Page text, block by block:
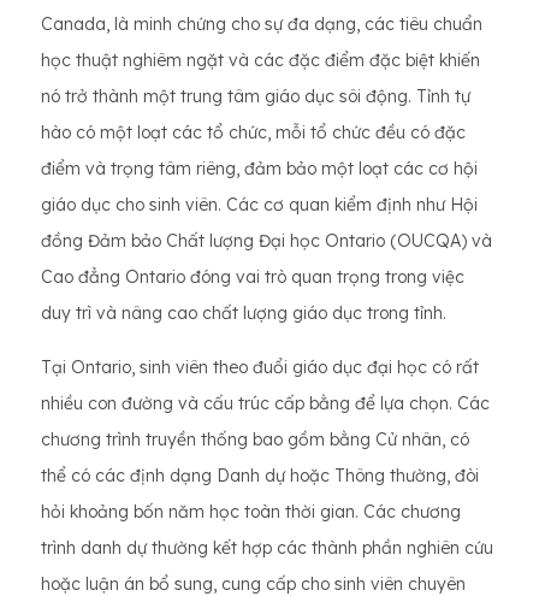
Canada, là minh chứng cho sự đa dạng, các tiêu chuẩn
học thuật nghiêm ngặt và các đặc điểm đặc biệt khiến
nó trở thành một trung tâm giáo dục sôi động. Tỉnh tự
hào có một loạt các tổ chức, mỗi tổ chức đều có đặc
điểm và trọng tâm riêng, đảm bảo một loạt các cơ hội
giáo dục cho sinh viên. Các cơ quan kiểm định như Hội
đồng Đảm bảo Chất lượng Đại học Ontario (OUCQA) và
Cao đẳng Ontario đóng vai trò quan trọng trong việc
duy trì và nâng cao chất lượng giáo dục trong tỉnh.
Tại Ontario, sinh viên theo đuổi giáo dục đại học có rất
nhiều con đường và cấu trúc cấp bằng để lựa chọn. Các
chương trình truyền thống bao gồm bằng Cử nhân, có
thể có các định dạng Danh dự hoặc Thông thường, đòi
hỏi khoảng bốn năm học toàn thời gian. Các chương
trình danh dự thường kết hợp các thành phần nghiên cứu
hoặc luận án bổ sung, cung cấp cho sinh viên chuyên